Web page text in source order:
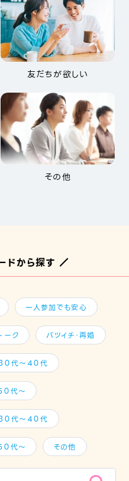
友だちが欲しい
その他
ドから探す ／
一人参加でも安心
ーク バツイチ・再婚
０代～４０代
０代～
０代～４０代
０代～ その他